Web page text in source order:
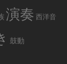
演奏 西洋音
鼓動